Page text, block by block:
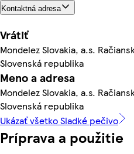
Kontaktná adresa
Vrátiť
Mondelez Slovakia, a.s.
Slovenská republika
Meno a adresa
Mondelez Slovakia, a.s.
Slovenská republika
Ukázať všetko Sladké pečivo
Príprava a použitie